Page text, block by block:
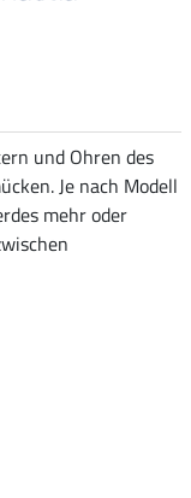
und Ohren des
Je nach Modell
mehr oder